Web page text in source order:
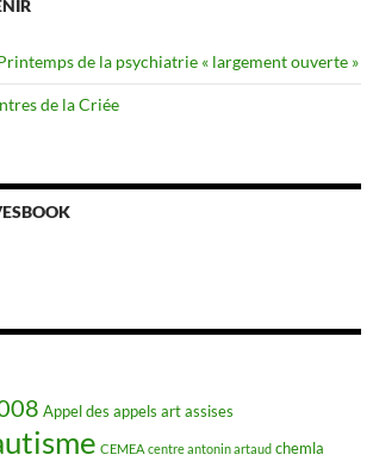
de la psychiatrie « largement ouverte »
de la Criée
Appel des appels artassises
CEMEA centre antonin artaud chemla